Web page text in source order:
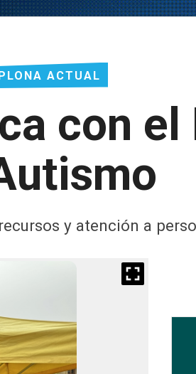
ACTUAL
con el
y atención a